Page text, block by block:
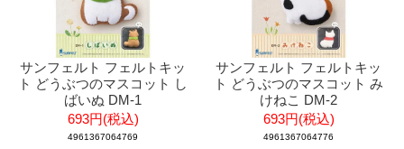
サンフェルト フェルトキッ
ト どうぶつのマスコット し
ばいぬ DM-1
693円(税込)
4961367064769
サンフェルト フェルトキッ
ト どうぶつのマスコット み
けねこ DM-2
693円(税込)
4961367064776